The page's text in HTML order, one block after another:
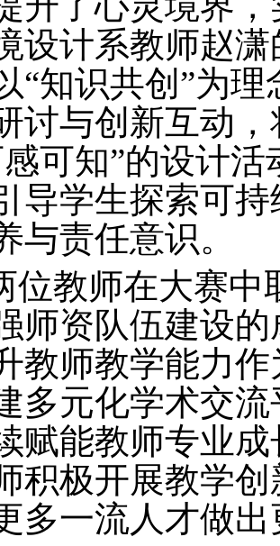
设计系教师赵
“知识共创”为
讨与创新互动
可知”的设计活
导学生探索可
与责任意识。
位教师在大赛中
师资队伍建设
教师教学能力
多元化学术交
赋能教师专业成
积极开展教学
多一流人才做